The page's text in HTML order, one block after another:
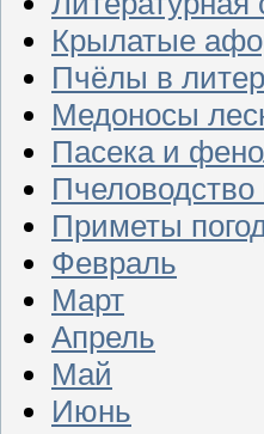
Крылатые
Пчёлы в
Медоносы
Пасека и
Пчеловодство
Приметы
Февраль
Март
Апрель
Май
Июнь